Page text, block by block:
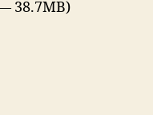
38.7MB)